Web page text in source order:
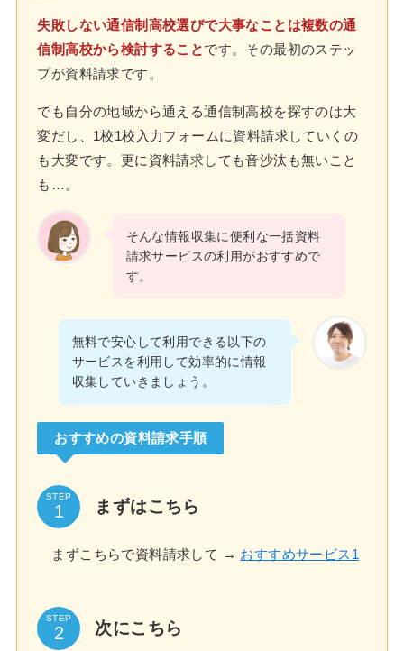
失敗しない通信制高校選びで大事なことは複数の通
信制高校から検討することです。その最初のステッ
プが資料請求です。
でも自分の地域から通える通信制高校を探すのは大
変だし、1校1校入力フォームに資料請求していくの
も大変です。更に資料請求しても音沙汰も無いこと
も…。
そんな情報収集に便利な一括資料
請求サービスの利用がおすすめで
す。
無料で安心して利用できる以下の
サービスを利用して効率的に情報
収集していきましょう。
おすすめの資料請求手順
STEP
まずはこちら
まずこちらで資料請求して → おすすめサービス1
STEP
次にこちら